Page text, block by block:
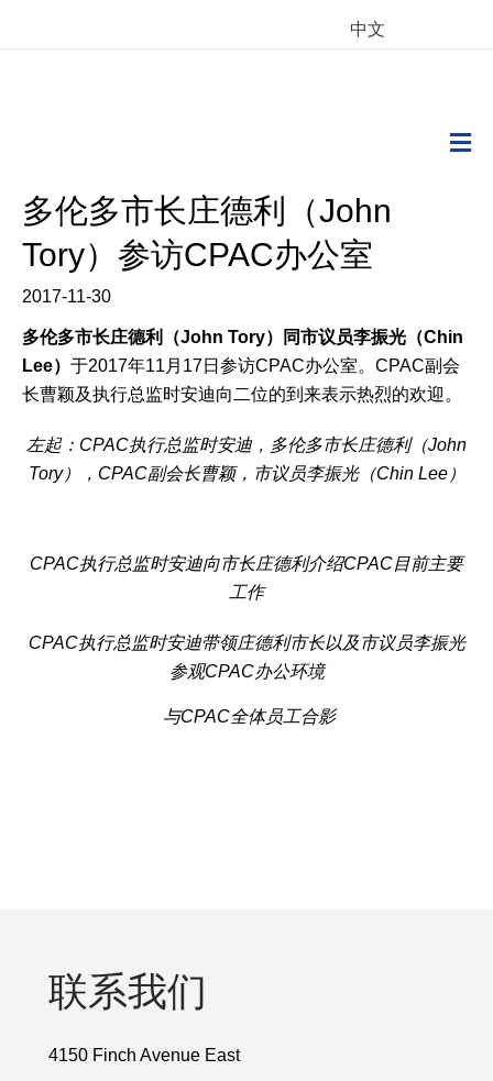
中文
多伦多市长庄德利（John
Tory）参访CPAC办公室
2017-11-30
多伦多市长庄德利（John Tory）同市议员李振光（Chin
Lee） 于2017年11月17日参访CPAC办公室。CPAC副会
长曹颖及执行总监时安迪向二位的到来表示热烈的欢迎。
左起：CPAC执行总监时安迪，多伦多市长庄德利（John
Tory）， CPAC副会长曹颖，市议员李振光（Chin Lee）
CPAC执行总监时安迪向市长庄德利介绍CPAC目前主要
工作
CPAC执行总监时安迪带领庄德利市长以及市议员李振光
参观CPAC办公环境
与CPAC全体员工合影
联系我们
4150 Finch Avenue East